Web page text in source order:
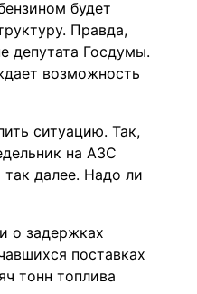
будет
Правда,
депутата Госдумы.
возможность
ситуацию. Так,
на АЗС
далее. Надо ли
о задержках
поставках
тонн топлива